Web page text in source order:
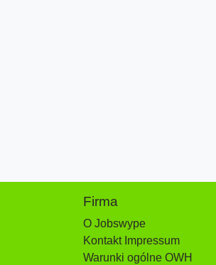
Firma
O Jobswype
Kontakt Impressum
Warunki ogólne OWH